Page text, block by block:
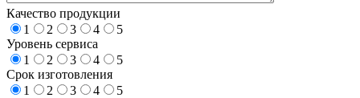
Качество продукции
1
2 3 4
5
Уровень сервиса
1
2 3 4
5
Срок изготовления
1
2 3 4
5